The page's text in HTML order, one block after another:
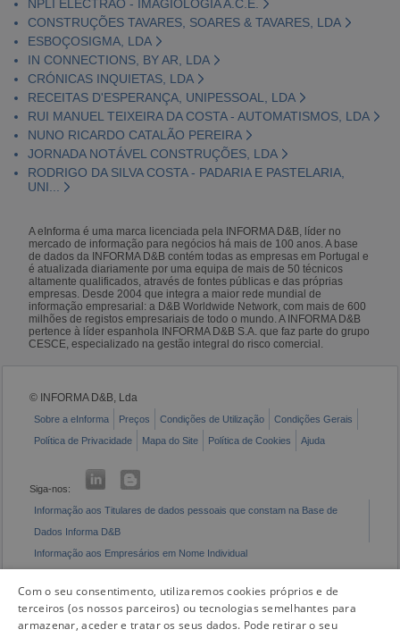
NPLI ELECTRÃO - IMAGIOLOGIA A.C.E.
CONSTRUÇÕES TAVARES, SOARES & TAVARES, LDA
ESBOÇOSIGMA, LDA
IN CONNECTIONS, BY AR, LDA
CRÓNICAS INQUIETAS, LDA
RECEITAS D'ESPERANÇA, UNIPESSOAL, LDA
RUI MANUEL TEIXEIRA DA COSTA - AUTOMATISMOS, LDA
NUNO RICARDO CATALÃO PEREIRA
JORNADA NOTÁVEL CONSTRUÇÕES, LDA
RODRIGO DA SILVA COSTA - PADARIA E PASTELARIA,
UNI...
A eInforma é uma marca licenciada pela INFORMA D&B, líder no
mercado de informação para negócios há mais de 100 anos. A base
de dados da INFORMA D&B contém todas as empresas em Portugal e
é atualizada diariamente por uma equipa de mais de 50 técnicos
altamente qualificados, através de fontes públicas e das próprias
empresas. Desde 2004 que integra a maior rede mundial de
informação empresarial: a D&B Worldwide Network, com mais de 600
milhões de registos empresariais de todo o mundo. A INFORMA D&B
pertence à líder espanhola INFORMA D&B S.A. que faz parte do grupo
CESCE, especializado na gestão integral do risco comercial.
© INFORMA D&B, Lda
Sobre a eInforma Preços Condições de Utilização
Condições Gerais
Política de Privacidade
Mapa do Site Política de Cookies Ajuda
Siga-nos:
Informação aos Titulares de dados pessoais que constam na Base de
Dados Informa D&B
Informação aos Empresários em Nome Individual
Com o seu consentimento, utilizaremos cookies próprios e de
terceiros (os nossos parceiros) ou tecnologias semelhantes para
armazenar, aceder e tratar os seus dados. Pode retirar o seu